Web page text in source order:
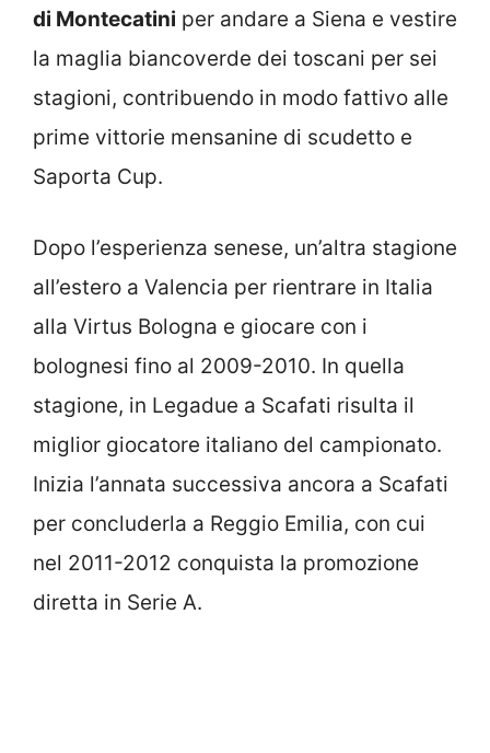
di Montecatini per andare a Siena e vestire
la maglia biancoverde dei toscani per sei
stagioni, contribuendo in modo fattivo alle
prime vittorie mensanine di scudetto e
Saporta Cup.
Dopo l’esperienza senese, un’altra stagione
all’estero a Valencia per rientrare in Italia
alla Virtus Bologna e giocare con i
bolognesi fino al 2009-2010. In quella
stagione, in Legadue a Scafati risulta il
miglior giocatore italiano del campionato.
Inizia l’annata successiva ancora a Scafati
per concluderla a Reggio Emilia, con cui
nel 2011-2012 conquista la promozione
diretta in Serie A.